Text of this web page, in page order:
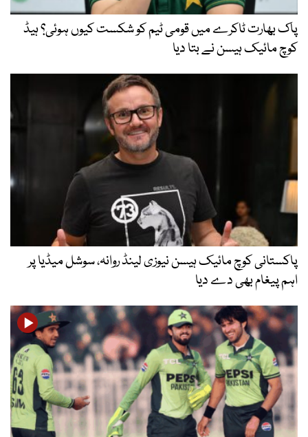
پاک بھارت ٹاکرے میں قومی ٹیم کو شکست کیوں ہوئی؟ ہیڈ
کوچ مائیک ہیسن نے بتا دیا
پاکستانی کوچ مائیک ہیسن نیوزی لینڈ روانہ، سوشل میڈیا پر
اہم پیغام بھی دے دیا